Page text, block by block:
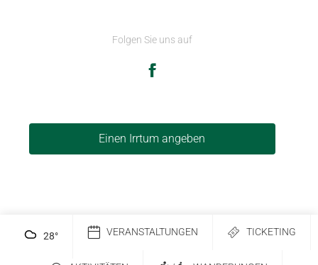
Folgen Sie uns auf
Einen Irrtum angeben
28° VERANSTALTUNGEN TICKETING